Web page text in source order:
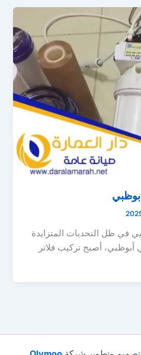
في ظل التحديات المتزايدة
أبوظبي، أصبح تركيب فلاتر